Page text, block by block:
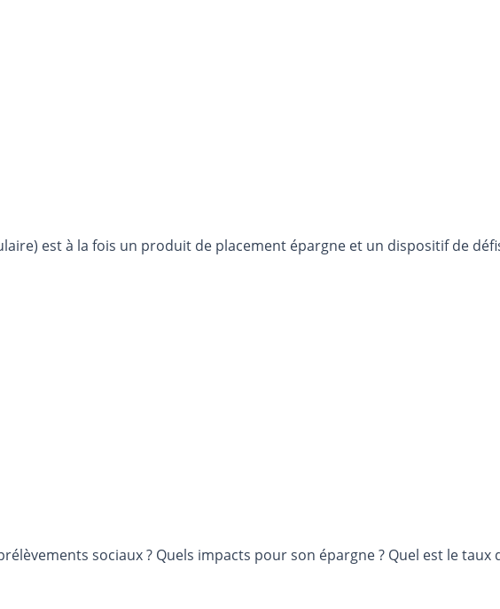
est à la fois un produit de placement épargne et un dispositif de
sociaux ? Quels impacts pour son épargne ? Quel est le taux